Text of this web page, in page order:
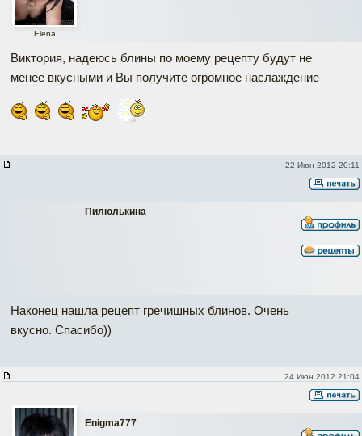
Elena
Виктория, надеюсь блины по моему рецепту будут не
менее вкусными и Вы получите огромное наслаждение
22 Июн 2012 20:11
Пилюлькина
Наконец нашла рецепт гречишных блинов. Очень
вкусно. Спасибо))
24 Июн 2012 21:04
Enigma777